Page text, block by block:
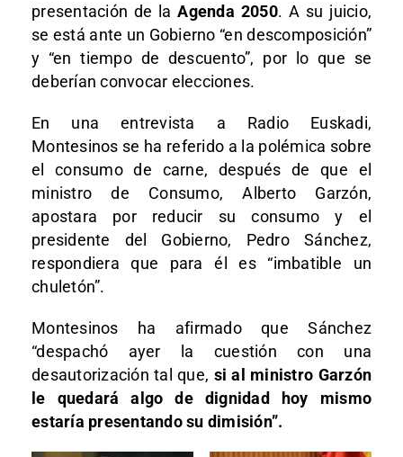
presentación de laAgenda 2050. A su juicio,
se está ante un Gobierno “en descomposición”
y “en tiempo de descuento”, por lo que se
deberían convocar elecciones.
En una entrevista a Radio Euskadi,
Montesinos se ha referido a la polémica sobre
el consumo de carne, después de que el
ministro de Consumo, Alberto Garzón,
apostara por reducir su consumo y el
presidente del Gobierno, Pedro Sánchez,
respondiera que para él es “imbatible un
chuletón”.
Montesinos ha afirmado que Sánchez
“despachó ayer la cuestión con una
desautorización tal que, si al ministro Garzón
le quedará algo de dignidad hoy mismo
estaría presentando su dimisión”.